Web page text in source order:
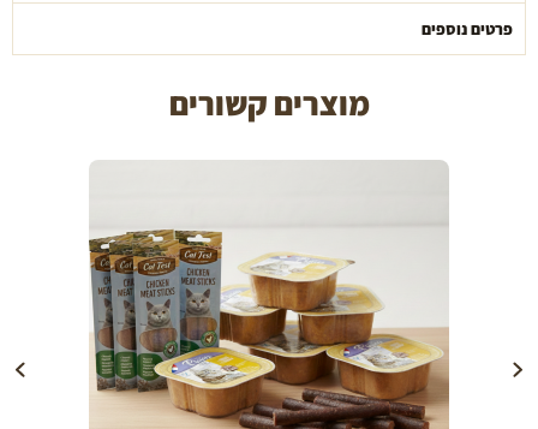
פרטים נוספים
מוצרים קשורים
הוספה לעגלה